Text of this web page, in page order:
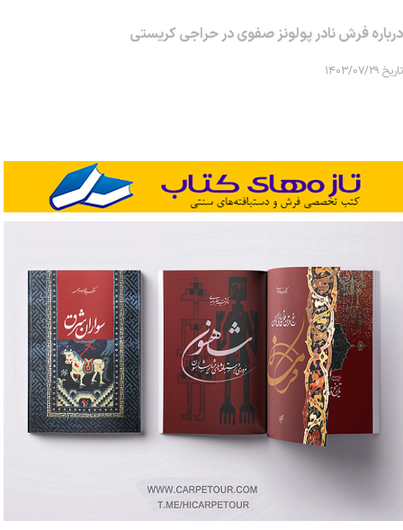
درباره فرش نادر پولونز صفوی در حراجی کریستی
تاریخ ۱۴۰۳/۰۷/۲۹